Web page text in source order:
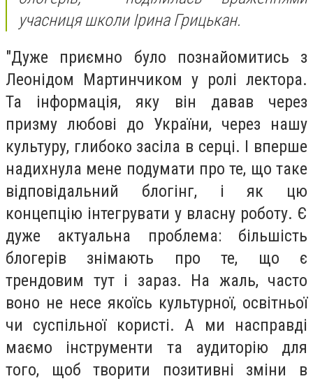
учасниця школи Ірина Грицькан.
"Дуже приємно було познайомитись з
Леонідом Мартинчиком у ролі лектора.
Та інформація, яку він давав через
призму любові до України, через нашу
культуру, глибоко засіла в серці. І вперше
надихнула мене подумати про те, що таке
відповідальний блогінг, і як цю
концепцію інтегрувати у власну роботу. Є
дуже актуальна проблема: більшість
блогерів знімають про те, що є
трендовим тут і зараз. На жаль, часто
воно не несе якоїсь культурної, освітньої
чи суспільної користі. А ми насправді
маємо інструменти та аудиторію для
того, щоб творити позитивні зміни в